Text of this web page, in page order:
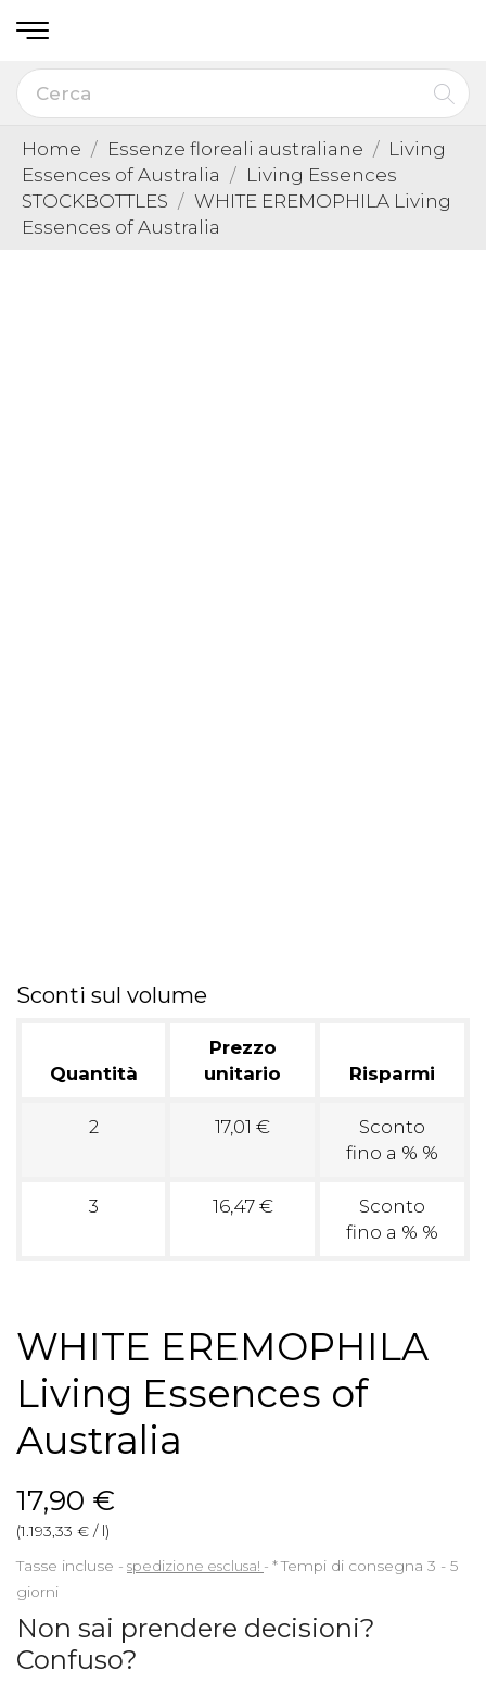
Home Essenze floreali australiane
Living
Essences of Australia
Living Essences
STOCKBOTTLES
WHITE EREMOPHILA Living
Essences of Australia
Sconti sul volume
Quantità
Prezzo
unitario
Risparmi
2 17,01 €
Sconto
fino a % %
3 16,47 €
Sconto
fino a % %
WHITE EREMOPHILA
Living Essences of
Australia
17,90 €
(1.193,33 € / l)
Tasse incluse
spedizione esclusa! *Tempi di consegna 3 - 5
giorni
Non sai prendere decisioni?
Confuso?